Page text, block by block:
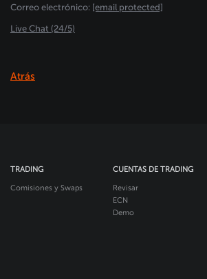
Сorreo electrónico: [email protected]
Live Chat (24/5)
Atrás
TRADING
Comisiones y Swaps
CUENTAS DE TRADING
Revisar
ECN
Demo